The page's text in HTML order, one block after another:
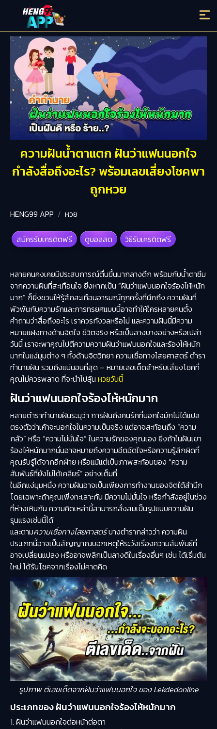
ความฝันน้ำตาแตก ฝันว่าแฟนนอกใจ
กำลังสื่อถึงอะไร? พร้อมเลขเสี่ยงโชคพา
ถูกหวย
HENG99 APP หวย
สมัครรับเครดิตฟรี ดูบอลสด วิธีรับเครดิตฟรี
หลายคนคงเคยมีประสบการณ์ตื่นขึ้นมากลางดึก พร้อมกับน้ำตาซึม
จากความฝันที่สะเทือนใจ ยิ่งหากเป็น “ฝันว่าแฟนนอกใจร้องไห้หนัก
มาก” ก็ยิ่งชวนให้รู้สึกสะเทือนอารมณ์ทุกครั้งที่นึกถึง ความฝันที่
พัวพันกับความรักและการทรยศแบบนี้อาจทำให้ใครหลายคนตั้ง
คำถามว่าสื่อถึงอะไร เราควรกังวลหรือไม่ และความฝันนี้มีความ
หมายแฝงทางด้านจิตใจ ชีวิตจริง หรือเป็นลางบางอย่างหรือเปล่า
วันนี้ เราจะพาคุณไปตีความความฝันว่าแฟนนอกใจและร้องไห้หนัก
มากในแง่มุมต่าง ๆ ทั้งด้านจิตวิทยา ความเชื่อทางไสยศาสตร์ ตำรา
ทำนายฝัน รวมถึงแน่นอนที่สุด – หมายเลขเด็ดสำหรับเสี่ยงโชคที่
คุณไม่ควรพลาด ที่จะนำไปลุ้น หวยวันนี้
ฝันว่าแฟนนอกใจร้องไห้หนักมาก
หลายตำราทำนายฝันระบุว่า การฝันถึงคนรักที่นอกใจมักไม่ได้แปล
ตรงตัวว่าเค้าจะนอกใจในความเป็นจริง แต่อาจสะท้อนถึง “ความ
กลัว” หรือ “ความไม่มั่นใจ” ในความรักของคุณเอง ยิ่งถ้าในฝันเขา
ร้องไห้หนักมากนั่นอาจหมายถึงความอึดอัดใจหรือความรู้สึกผิดที่
คุณรับรู้ได้จากอีกฝ่าย หรือแม้แต่เป็นภาพสะท้อนของ “ความ
สัมพันธ์ที่ยังไม่ได้เคลียร์” อย่างเต็มที่
ในอีกแง่มุมหนึ่ง ความฝันอาจเป็นเพียงการทำงานของจิตใต้สำนึก
โดยเฉพาะถ้าคุณเพิ่งทะเลาะกัน มีความไม่มั่นใจ หรือกำลังอยู่ในช่วง
ที่ห่างเหินกัน ความคิดเหล่านี้สามารถสั่งสมเป็นรูปแบบความฝัน
รุนแรงเช่นนี้ได้
และตามความเชื่อทางไสยศาสตร์บางตำรากล่าวว่า ความฝัน
ประเภทนี้อาจเป็นสัญญาณบอกเหตุให้ระวังเรื่องความสัมพันธ์ที่
อาจเปลี่ยนแปลง หรืออาจพลิกเป็นลางดีในเรื่องอื่นๆ เช่น ได้เริ่มต้น
ใหม่ ได้รับโชคจากเรื่องไม่คาดคิด
รูปภาพ ตีเลขเด็ดจากฝันว่าแฟนนอกใจ ของ Lekdedonline
ประเภทของ ฝันว่าแฟนนอกใจร้องไห้หนักมาก
1. ฝันว่าแฟนนอกใจต่อหน้าต่อตา